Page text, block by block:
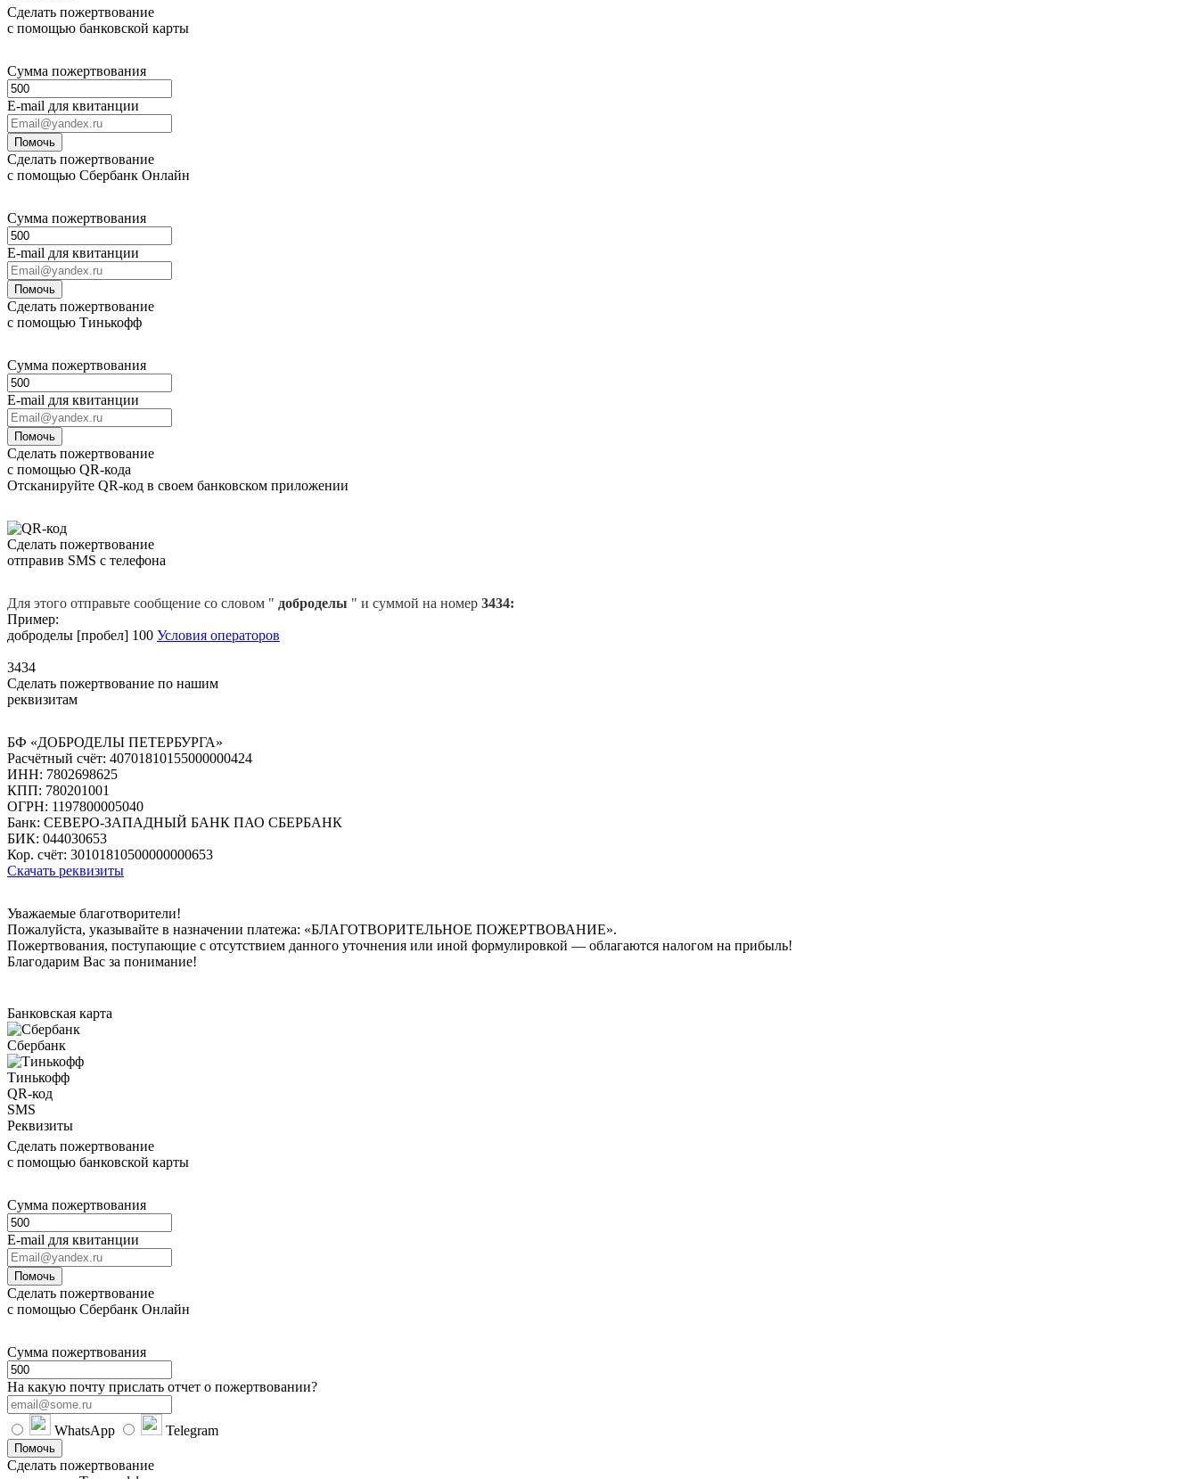
Сделать пожертвование
с помощью банковской карты
Сумма пожертвования
E-mail для квитанции
Помочь
Сделать пожертвование
с помощью Сбербанк Онлайн
Сумма пожертвования
E-mail для квитанции
Помочь
Сделать пожертвование
с помощью Тинькофф
Сумма пожертвования
E-mail для квитанции
Помочь
Сделать пожертвование
с помощью QR-кода
Отсканируйте QR-код в своем банковском приложении
Сделать пожертвование
отправив SMS с телефона
Для этого отправьте сообщение со словом " доброделы " и суммой на номер 3434:
Пример:
доброделы [пробел] 100 Условия операторов
3434
Сделать пожертвование по нашим
реквизитам
БФ «ДОБРОДЕЛЫ ПЕТЕРБУРГА»
Расчётный счёт: 40701810155000000424
ИНН: 7802698625
КПП: 780201001
ОГРН: 1197800005040
Банк: СЕВЕРО-ЗАПАДНЫЙ БАНК ПАО СБЕРБАНК
БИК: 044030653
Кор. счёт: 30101810500000000653
Скачать реквизиты
Уважаемые благотворители!
Пожалуйста, указывайте в назначении платежа: «БЛАГОТВОРИТЕЛЬНОЕ ПОЖЕРТВОВАНИЕ».
Пожертвования, поступающие с отсутствием данного уточнения или иной формулировкой — облагаются налогом на прибыль!
Благодарим Вас за понимание!
Банковская карта
Сбербанк
Тинькофф
QR-код
SMS
Реквизиты
Сделать пожертвование
с помощью банковской карты
Сумма пожертвования
E-mail для квитанции
Помочь
Сделать пожертвование
с помощью Сбербанк Онлайн
Сумма пожертвования
На какую почту прислать отчет о пожертвовании?
WhatsApp Telegram
Помочь
Сделать пожертвование